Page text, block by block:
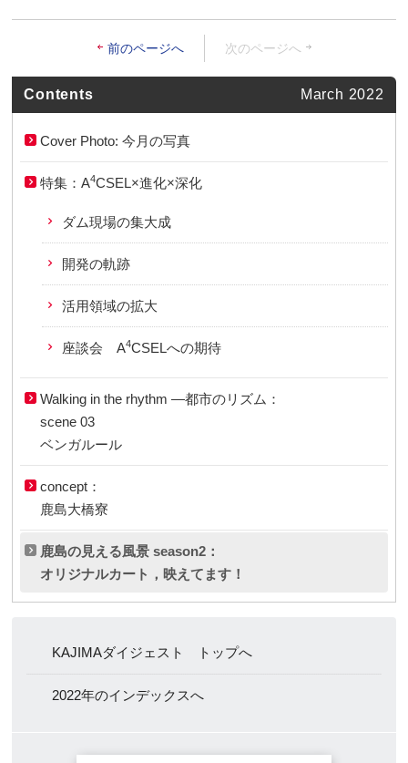
前のページへ 次のページへ
Contents March 2022
Cover Photo: 今月の写真
特集：A4CSEL×進化×深化
ダム現場の集大成
開発の軌跡
活用領域の拡大
座談会 A4CSELへの期待
Walking in the rhythm ―都市のリズム：
scene 03
ベンガルール
concept：
鹿島大橋寮
鹿島の見える風景 season2：
オリジナルカート，映えてます！
KAJIMAダイジェスト トップへ
2022年のインデックスへ